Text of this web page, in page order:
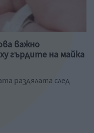
важно
гърдите на майка
раздялата след